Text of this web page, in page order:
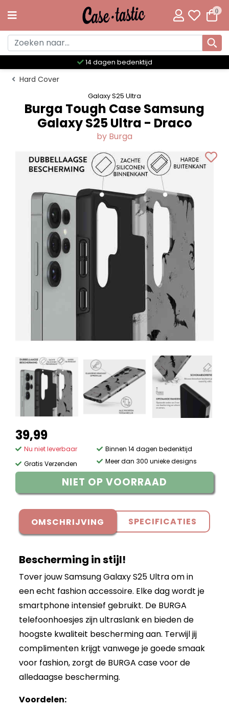
0
Meer dan 300 unieke designs
Hard Cover
Galaxy S25 Ultra
Burga Tough Case Samsung
Galaxy S25 Ultra - Draco
by Burga
39,99
Nu niet leverbaar
Gratis Verzenden
Binnen 14 dagen bedenktijd
Meer dan 300 unieke designs
NIET OP VOORRAAD
OMSCHRIJVING SPECIFICATIES
Bescherming in stijl!
Tover jouw Samsung Galaxy S25 Ultra om in
een echt fashion accessoire. Elke dag wordt je
smartphone intensief gebruikt. De BURGA
telefoonhoesjes zijn ultraslank en bieden de
hoogste kwaliteit bescherming aan. Terwijl jij
complimenten krijgt vanwege je goede smaak
voor fashion, zorgt de BURGA case voor de
alledaagse bescherming.
Voordelen: